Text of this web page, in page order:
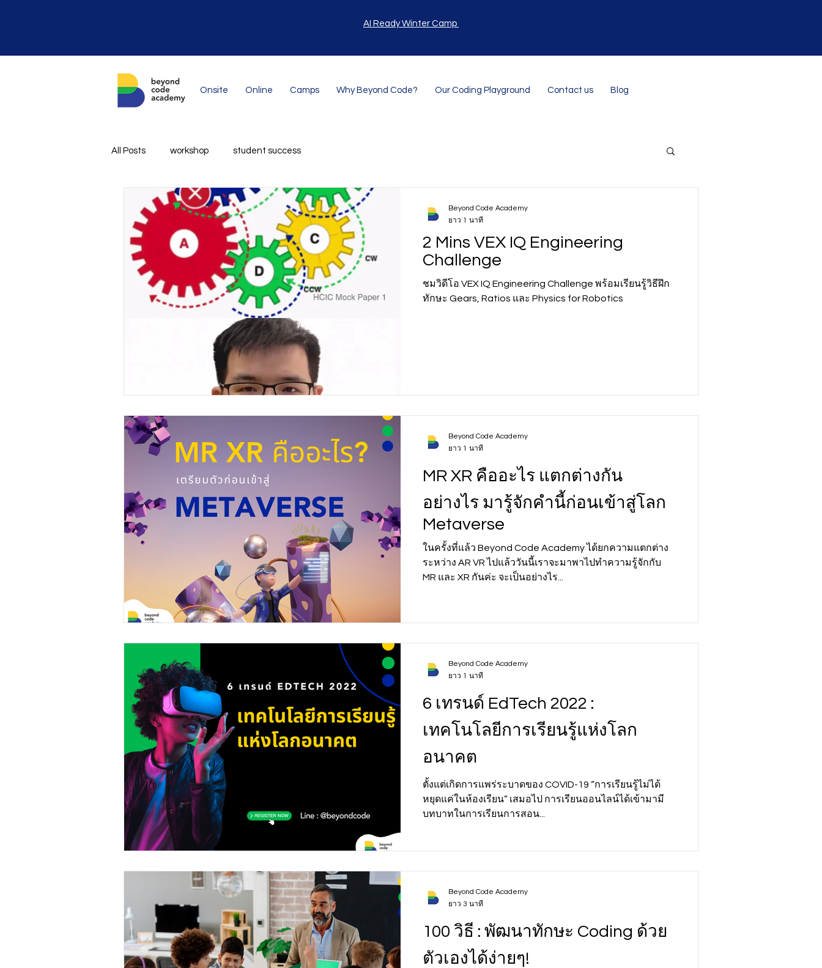
AI Ready Winter Camp
Onsite Online Camps Why Beyond Code? Our Coding Playground Contact us Blog
All Posts workshop student success
2 Mins VEX IQ Engineering
Challenge
ชมวิดีโอ VEX IQ Engineering Challenge พร้อมเรียนรู้วิธีฝึก
ทักษะ Gears, Ratios และ Physics for Robotics
Beyond Code Academy
ยาว 1 นาที
MR XR คืออะไร แตกต่างกัน
อย่างไร มารู้จักคำนี้ก่อนเข้าสู่โลก
Metaverse
ในครั้งที่แล้ว Beyond Code Academy ได้ยกความแตกต่าง
ระหว่าง AR VR ไปแล้ววันนี้เราจะมาพาไปทำความรู้จักกับ
MR และ XR กันค่ะ จะเป็นอย่างไร...
Beyond Code Academy
ยาว 1 นาที
6 เทรนด์ EdTech 2022 :
เทคโนโลยีการเรียนรู้แห่งโลก
อนาคต
ตั้งแต่เกิดการแพร่ระบาดของ COVID-19 “การเรียนรู้ไม่ได้
หยุดแค่ในห้องเรียน” เสมอไป การเรียนออนไลน์ได้เข้ามามี
บทบาทในการเรียนการสอน...
Beyond Code Academy
ยาว 1 นาที
100 วิธี : พัฒนาทักษะ Coding ด้วย
ตัวเองได้ง่ายๆ!
Beyond Code Academy
ยาว 3 นาที